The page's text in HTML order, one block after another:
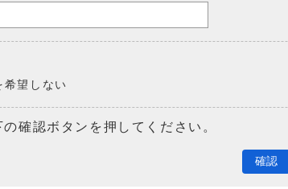
希望しない
確認ボタンを押してください。
確認